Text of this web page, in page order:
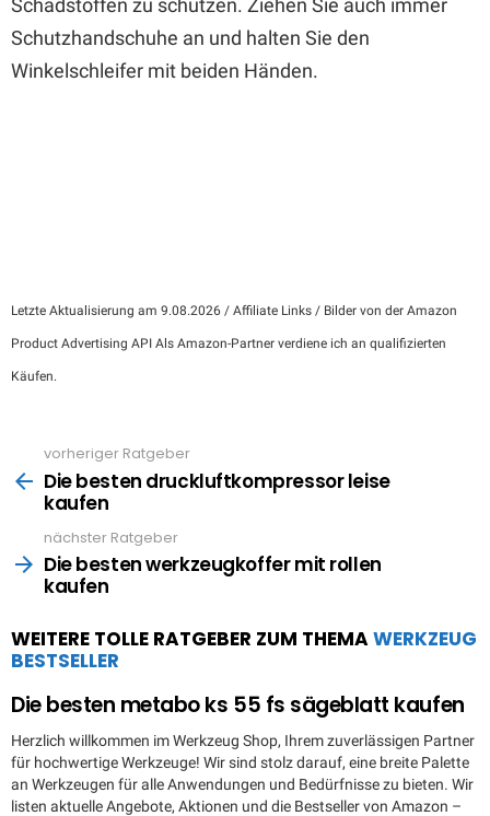
Schadstoffen zu schützen. Ziehen Sie auch immer
Schutzhandschuhe an und halten Sie den
Winkelschleifer mit beiden Händen.
Letzte Aktualisierung am 9.08.2026 / Affiliate Links / Bilder von der Amazon
Product Advertising API Als Amazon-Partner verdiene ich an qualifizierten
Käufen.
more
vorheriger Ratgeber
Die besten druckluftkompressor leise
kaufen
nächster Ratgeber
Die besten werkzeugkoffer mit rollen
kaufen
WEITERE TOLLE RATGEBER ZUM THEMAWERKZEUG
BESTSELLER
Die besten metabo ks 55 fs sägeblatt kaufen
Herzlich willkommen im Werkzeug Shop, Ihrem zuverlässigen Partner
für hochwertige Werkzeuge! Wir sind stolz darauf, eine breite Palette
an Werkzeugen für alle Anwendungen und Bedürfnisse zu bieten. Wir
listen aktuelle Angebote, Aktionen und die Bestseller von Amazon –